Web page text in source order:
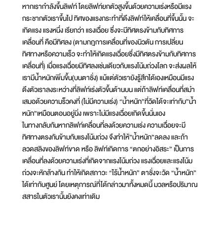
หากเรากำลังขึ้นลิฟท์ โดยลิฟท์ยกตัวสูงขึ้นด้วยความเร่งหรือมีแรง
กระชากตัวเราขึ้นไป ทิศของแรงกระทำที่ดึงลิฟท์ให้เคลื่อนที่ขึ้นนั้น จะ
เกิดแรง แรงหนึ่ง เรียกว่า แรงเฉื่อย ซึ่งจะมีทิศตรงข้ามกับทิศการ
เคลื่อนที่ คือมีทิศลง (ตามกฎการเคลื่อนที่ของนิวตัน การเปลี่ยน
ทิศทางหรือความเร็ว จะทำให้เกิดแรงเฉื่อยซึ่งมีทิศตรงข้ามกับทิศการ
เคลื่อนที่) เมื่อแรงเฉื่อยมีทิศลงเช่นเดียวกับแรงโน้มถ่วงโลก จะส่งผลให้
เรามีน้ำหนักเพิ่มขึ้น(บนตาชั่ง) แม้แต่ตัวเรายังรู้สึกได้เองเหมือนมีแรง
ดึงตัวเราลงระหว่างที่ลิฟท์เร่งตัวขึ้นด้านบน แต่ถ้าลิฟท์เคลื่อนที่สมำ
เสมอด้วยความร็วคงที่ (ไม่มีความเร่ง) “น้ำหนัก”ที่วัดได้จะเท่ากับ”น้ำ
หนัก”เหมือนตอนอยู่นิ่ง เพราะไม่มีแรงเฉื่อยเกิดขึ้นนั่นเอง
ในทางกลับกันหากลิฟท์เคลื่อนที่ลงด้วยความเร่ง ความเฉื่อยจะมี
ทิศทางตรงกันข้ามกับแรงโน้มถ่วง จึงทำให้”น้ำหนัก”ลดลง และถ้า
ลวดสลิงของลิฟท์ขาด หรือ ลิฟท์เกิดการ “ตกอย่างอิสระ” เป็นการ
เคลื่อนที่ลงด้วยความเร่งที่เกิดจากแรงโน้มถ่วง แรงเฉื่อยและแรงโน้ม
ถ่วงจะหักล้างกัน ทำให้เกิดสภาวะ “ไร้น้ำหนัก” ตาชั่งจะวัด “น้ำหนัก”
ได้เท่ากับศูนย์ โดยเหตุการณ์ที่ได้กล่าวมาทั้งหมดนี้ มวลหรือปริมาณ
สสารในตัวเรานั้นยังคงเท่าเดิม